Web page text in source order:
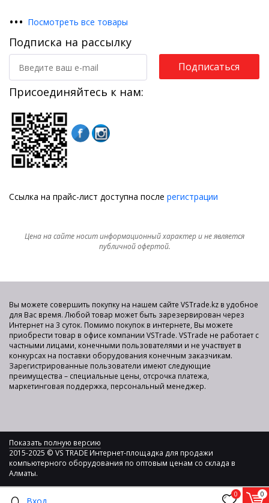
0 0
••• Посмотреть все товары
Подписка на рассылку
Подписаться
Присоединяйтесь к нам:
Ссылка на прайс-лист доступна после регистрации
Цена на сайте носит информационный характер и не является
публичной офертой.
Вы можете совершить покупку на нашем сайте VSTrade.kz в удобное
для Вас время. Любой товар может быть зарезервирован через
Интернет на 3 суток. Помимо покупок в интернете, Вы можете
приобрести товар в офисе компании VSTrade. VSTrade не работает с
частными лицами, конечными пользователями и не участвует в
конкурсах на поставки оборудования конечным заказчикам.
Зарегистрированные пользователи имеют следующие
преимущества – специальные цены, отсрочка платежа,
маркетинговая поддержка, персональный менеджер.
Показать полную версию
2015-2025 © VS TRADE Интернет-площадка для продажи
компьютерного оборудования по оптовым ценам со склада в
Алматы.